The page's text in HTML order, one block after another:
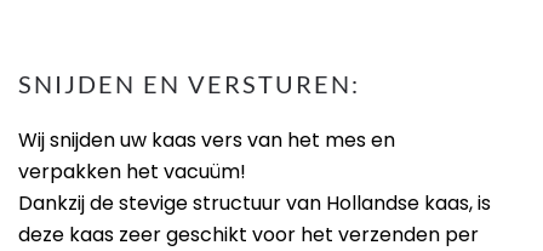
SNIJDEN EN VERSTUREN:
Wij snijden uw kaas vers van het mes en
verpakken het vacuüm!
Dankzij de stevige structuur van Hollandse kaas, is
deze kaas zeer geschikt voor het verzenden per